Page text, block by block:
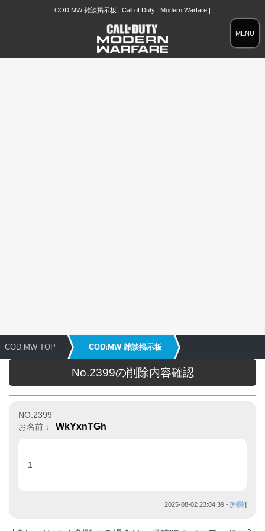
MENU
COD:MW 雑談掲示板 | Call of Duty : Modern Warfare |
COD:MW TOP COD:MW 雑談掲示板
No.2399の削除内容確認
NO.2399
お名前：
WkYxnTGh
1
2025-08-02 23:04:39 - [削除]